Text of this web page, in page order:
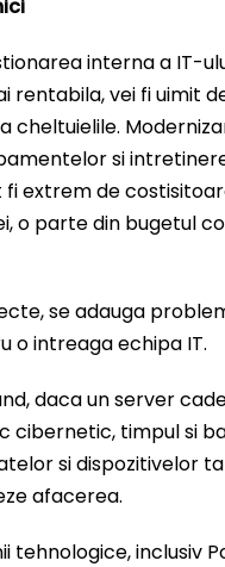
interna a IT-
rentabila, vei fi uimit
cheltuielile.
si
extrem de
o parte din bugetul
se adauga
o intreaga echipa IT.
daca un server
cibernetic, timpul si
si dispozitivelor
afacerea.
tehnologice, inclusiv